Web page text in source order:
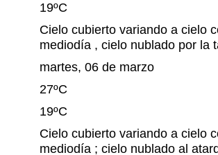
19ºC
Cielo cubierto variando a cielo
mediodía , cielo nublado por la
martes, 06 de marzo
27ºC
19ºC
Cielo cubierto variando a cielo
mediodía ; cielo nublado al